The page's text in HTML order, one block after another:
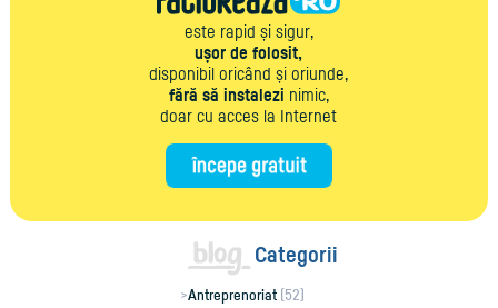
este rapid și sigur,
ușor de folosit,
disponibil oricând și oriunde,
fără să instalezi nimic,
doar cu acces la Internet
Categorii
Antreprenoriat (52)